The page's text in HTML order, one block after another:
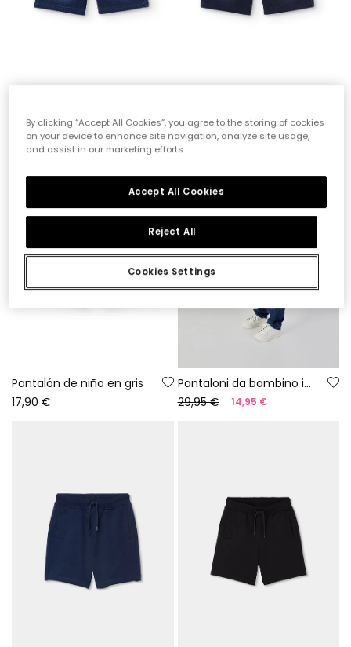
Pantalón de niño en gris
17,90 €
Pantaloni da bambino in denim blu
29,95 €
14,95 €
By clicking “Accept All Cookies”, you agree to the storing of cookies
on your device to enhance site navigation, analyze site usage,
and assist in our marketing efforts.
Cookies Settings
Reject All
Accept All Cookies